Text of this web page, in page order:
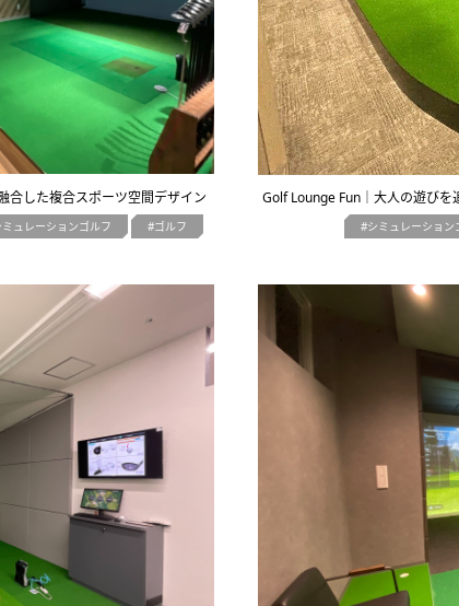
合した複合スポーツ空間デザイン
ミュレーションゴルフ ゴルフ
Golf Lounge Fun｜大人の遊びを
シミュレーション